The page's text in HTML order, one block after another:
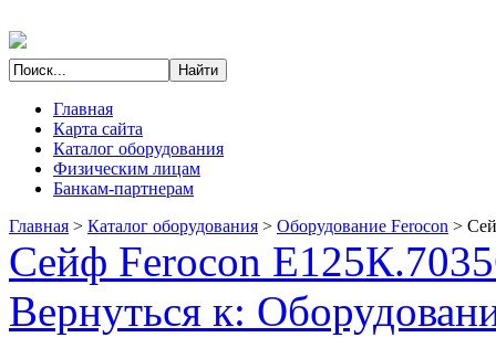
Главная
Карта сайта
Каталог оборудования
Физическим лицам
Банкам-партнерам
Главная > Каталог оборудования > Оборудование Ferocon >
Сейф Ferocon Е125К.7035
Вернуться к: